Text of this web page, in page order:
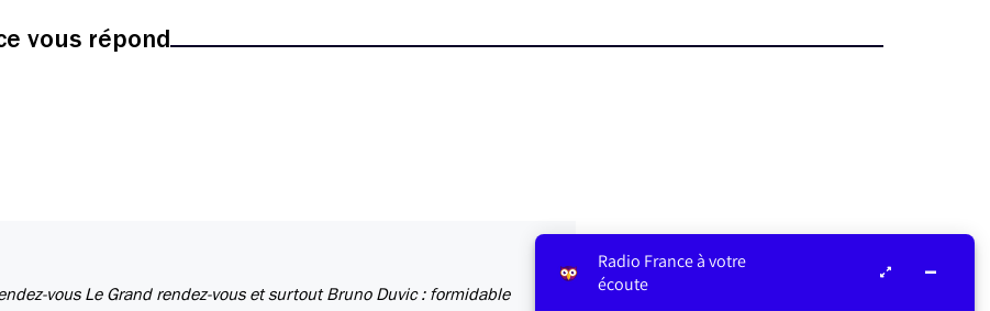
vous répond
vous Le Grand rendez-vous et surtout Bruno Duvic : formidable
Radio France à votre
écoute